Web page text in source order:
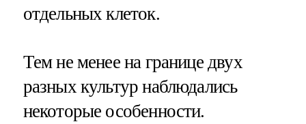
отдельных клеток.
Тем не менее на границе двух
разных культур наблюдались
некоторые особенности.